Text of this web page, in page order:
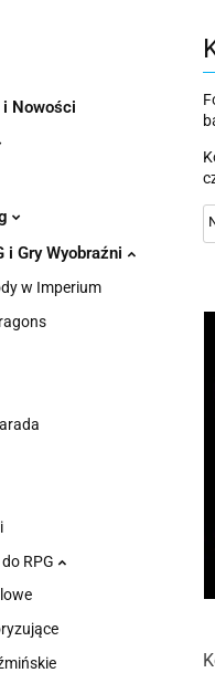
Nowości
i Gry Wyobraźni
w Imperium
RPG